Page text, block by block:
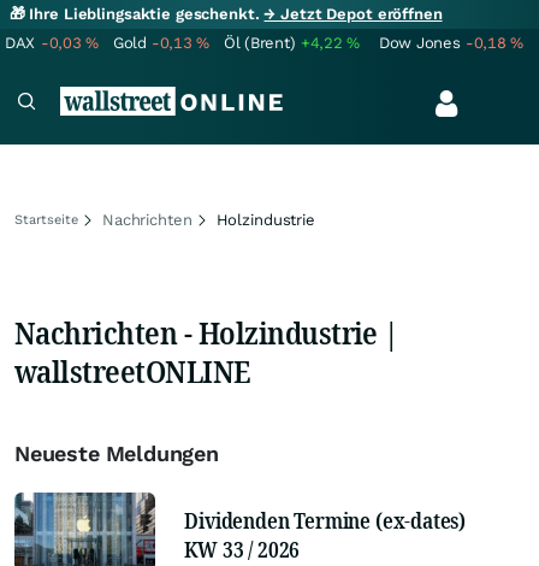
🎁 Ihre Lieblingsaktie geschenkt.→ Jetzt Depot eröffnen
DAX -0,03% Gold -0,13% Öl (Brent) +4,22% Dow Jones -0,18%
Startseite Nachrichten Holzindustrie
Nachrichten - Holzindustrie |
wallstreetONLINE
Neueste Meldungen
Dividenden Termine (ex-dates)
KW 33 / 2026